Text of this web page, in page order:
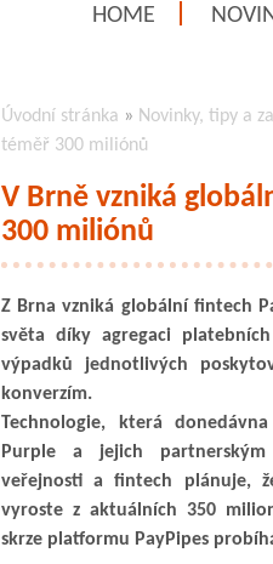
HOME
Úvodní stránka » Novinky, tipy a
téměř 300 miliónů
V Brně vzniká
300 miliónů
Z Brna vzniká globální fintech
světa díky agregaci
výpadků jednotlivých
konverzím.
Technologie, která
Purple a jejich
veřejnosti a fintech plánuje,
vyroste z aktuálních 350
skrze platformu PayPipes